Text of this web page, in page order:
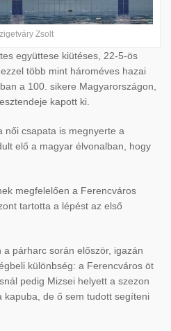
Zsolt
együttese kiütéses, 22-5-ös
több mint hároméves hazai
a 100. sikere Magyarországon,
kapott ki.
női csapata is megnyerte a
elő a magyar élvonalban, hogy
megfelelően a Ferencváros
tartotta a lépést az első
párharc során először, igazán
különbség: a Ferencváros öt
pedig Mizsei helyett a szezon
kapuba, de ő sem tudott segíteni